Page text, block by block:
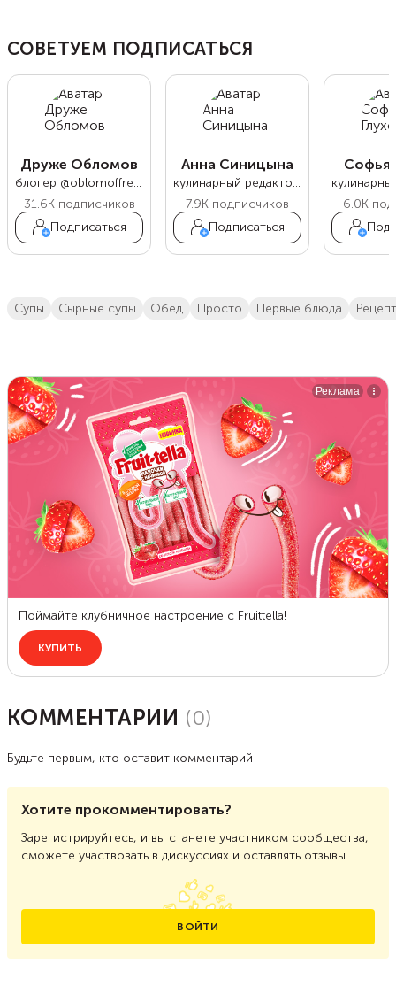
СОВЕТУЕМ ПОДПИСАТЬСЯ
Друже Обломов
блогер @oblomoffrecipe
31.6Kподписчиков
Подписаться
Анна Синицына
кулинарный редактор Food.ru
7.9K подписчиков
Подписаться
Софья
6.0K
супы сырные супы обед просто первые блюда
КОММЕНТАРИИ (0)
Будьте первым, кто оставит комментарий
Хотите прокомментировать?
Зарегистрируйтесь, и вы станете участником сообщества,
сможете участвовать в дискуссиях и оставлять отзывы
ВОЙТИ